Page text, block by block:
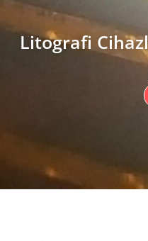
Litografi